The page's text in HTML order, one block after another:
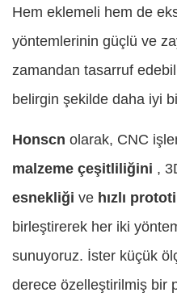
Hem eklemeli hem de
yöntemlerinin güçlü ve
zamandan tasarruf
belirgin şekilde daha iyi
Honscn olarak, CNC
malzeme çeşitliliğini ,
esnekliği ve hızlı
birleştirerek her iki
sunuyoruz. İster küçük
derece özelleştirilmiş bir